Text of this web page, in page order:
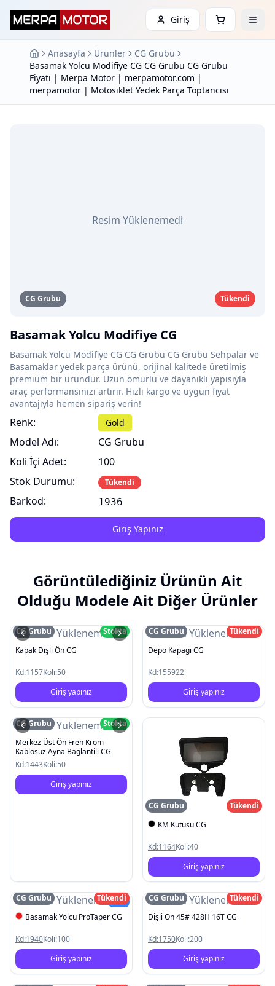
Giriş
Anasayfa Ürünler
CG Grubu
Basamak Yolcu Modifiye CG CG Grubu CG Grubu
Fiyatı | Merpa Motor | merpamotor.com |
merpamotor | Motosiklet Yedek Parça Toptancısı
CG Grubu Tükendi
Resim Yüklenemedi
Basamak Yolcu Modifiye CG
Basamak Yolcu Modifiye CG CG Grubu CG Grubu Sehpalar ve
Basamaklar yedek parça ürünü, orijinal kalitede üretilmiş
premium bir üründür. Uzun ömürlü ve dayanıklı yapısıyla
araç performansınızı artırır. Hızlı kargo ve uygun fiyat
avantajıyla hemen sipariş verin!
Renk:
Model Adı:
Koli İçi Adet:
Stok Durumu:
Barkod:
Gold
CG Grubu
100
Tükendi
1936
Giriş Yapınız
Görüntülediğiniz Ürünün Ait
Olduğu Modele Ait Diğer Ürünler
Resim Yüklenemedi
CG Grubu
Stokta
Kapak Dişli Ön CG
Kd:1157Koli:50
Giriş yapınız
Resim Yüklenemedi
CG Grubu
Tükendi
Depo Kapagi CG
Kd:155922
Giriş yapınız
Resim Yüklenemedi
CG Grubu
Stokta
Merkez Üst Ön Fren Krom
Kablosuz Ayna Baglantili CG
Kd:1443Koli:50
Giriş yapınız
CG Grubu
Tükendi
KM Kutusu CG
Kd:1164Koli:40
Giriş yapınız
Resim YüklenemediYeni
CG Grubu
Tükendi
Basamak Yolcu ProTaper CG
Kd:1940Koli:100
Giriş yapınız
Resim Yüklenemedi
CG Grubu
Tükendi
Dişli Ön 45# 428H 16T CG
Kd:1750Koli:200
Giriş yapınız